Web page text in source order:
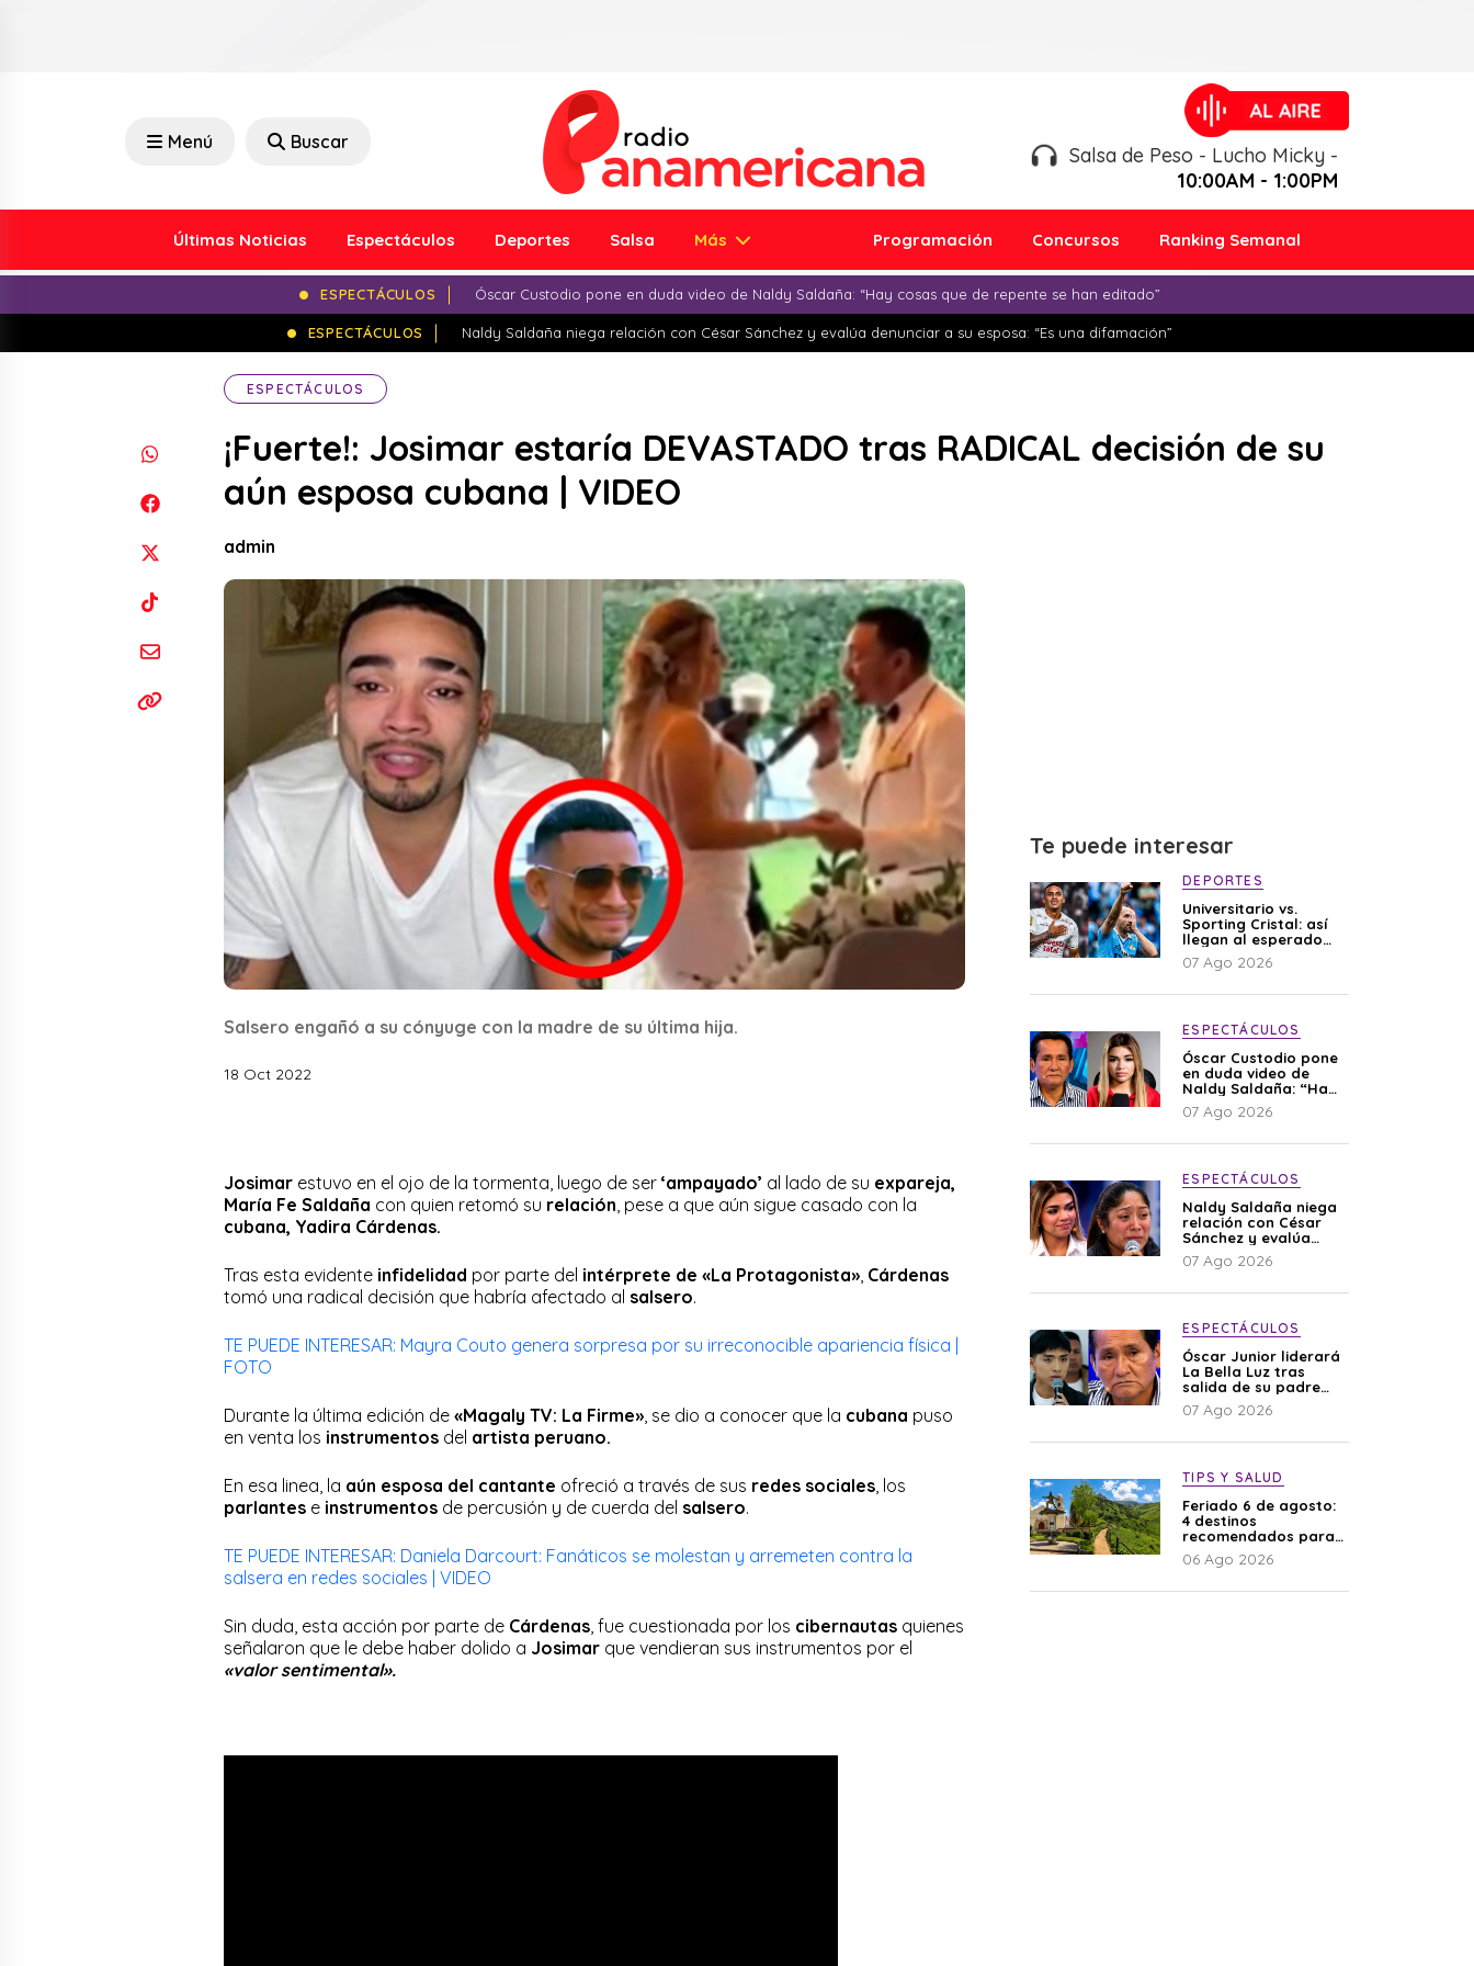
Menú Buscar
Salsa de Peso - Lucho Micky -
10:00AM - 1:00PM
Últimas Noticias Espectáculos Deportes Salsa Más Programación Concursos Ranking Semanal
ESPECTÁCULOS Óscar Custodio pone en duda video de Naldy Saldaña: “Hay cosas que de repente se han editado”
ESPECTÁCULOS Naldy Saldaña niega relación con César Sánchez y evalúa denunciar a su esposa: “Es una difamación”
ESPECTÁCULOS
¡Fuerte!: Josimar estaría DEVASTADO tras RADICAL decisión de su
aún esposa cubana | VIDEO
admin
Salsero engañó a su cónyuge con la madre de su última hija.
18 Oct 2022
Josimar estuvo en el ojo de la tormenta, luego de ser ‘ampayado’ al lado de su expareja,
María Fe Saldaña con quien retomó su relación , pese a que aún sigue casado con la
cubana, Yadira Cárdenas.
Tras esta evidente infidelidad por parte del intérprete de «La Protagonista» Cárdenas
tomó una radical decisión que habría afectado al salsero.
TE PUEDE INTERESAR: Mayra Couto genera sorpresa por su irreconocible apariencia física |
FOTO
Durante la última edición de «Magaly TV: La Firme» , se dio a conocer que la cubana puso
en venta los instrumentos del artista peruano.
En esa linea, la aún esposa del cantante ofreció a través de sus redes sociales , los
parlantes e instrumentos de percusión y de cuerda del salsero.
TE PUEDE INTERESAR: Daniela Darcourt: Fanáticos se molestan y arremeten contra la
salsera en redes sociales | VIDEO
Sin duda, esta acción por parte de Cárdenas , fue cuestionada por los cibernautas quienes
señalaron que le debe haber dolido a Josimar que vendieran sus instrumentos por el
«valor sentimental».
Te puede interesar
DEPORTES
Universitario vs.
Sporting Cristal: así
llegan al esperado
duelo
07 Ago 2026
ESPECTÁCULOS
Óscar Custodio pone
en duda video de
Naldy Saldaña: “Hay
cosas que de repente
se han editado”
07 Ago 2026
ESPECTÁCULOS
Naldy Saldaña niega
relación con César
Sánchez y evalúa
denunciar a su
esposa: “Es una
07 Ago 2026
ESPECTÁCULOS
Óscar Junior liderará
La Bella Luz tras
salida de su padre
por polémica con
Naldy Saldaña
07 Ago 2026
TIPS Y SALUD
Feriado 6 de agosto:
4 destinos
recomendados para
disfrutar el descanso
06 Ago 2026